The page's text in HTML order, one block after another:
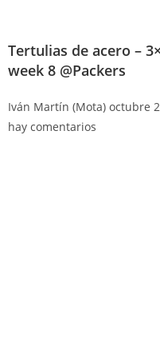
Tertulias de acero –
week 8 @Packers
Iván Martín (Mota) octubre
hay comentarios